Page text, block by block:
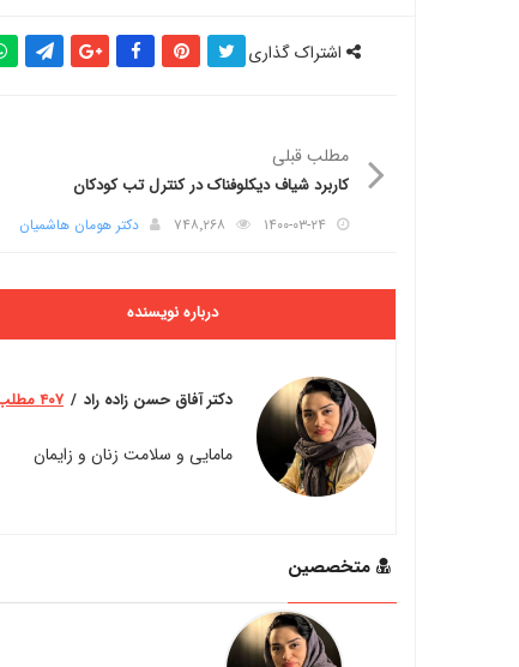
اشتراک گذاری
مطلب قبلی
کاربرد شیاف دیکلوفناک در کنترل تب کودکان
۱۴۰۰-۰۳-۲۴ ۷۴۸٬۲۶۸ دکتر هومان هاشمیان
درباره نویسنده
دکتر آفاق حسن زاده راد ۴۰۷ مطلب
مامایی و سلامت زنان و زایمان
متخصصین